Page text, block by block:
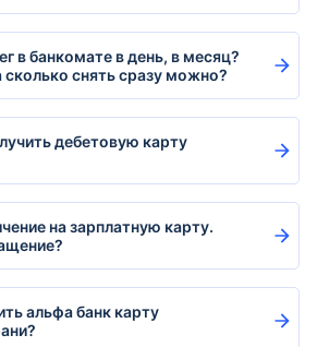
в банкомате в день, в месяц?
сколько снять сразу можно?
дебетовую карту
на зарплатную карту.
альфа банк карту